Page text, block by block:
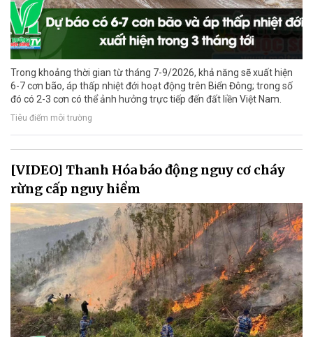
Trong khoảng thời gian từ tháng 7-9/2026, khả năng sẽ xuất hiện
6-7 cơn bão, áp thấp nhiệt đới hoạt động trên Biển Đông; trong số
đó có 2-3 cơn có thể ảnh hưởng trực tiếp đến đất liền Việt Nam.
Tiêu điểm môi trường
[VIDEO] Thanh Hóa báo động nguy cơ cháy
rừng cấp nguy hiểm